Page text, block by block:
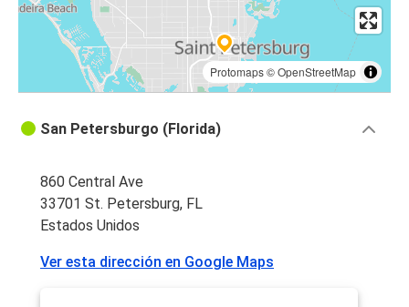
Protomaps©OpenStreetMap
San Petersburgo (Florida)
860 Central Ave
33701 St. Petersburg, FL
Estados Unidos
Ver esta dirección en Google Maps